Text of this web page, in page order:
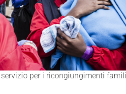
per i ricongiungimenti